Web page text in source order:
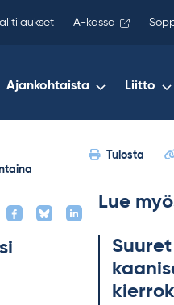
A-kassa
Ajankohtaista Liitto
Tulosta
Lue